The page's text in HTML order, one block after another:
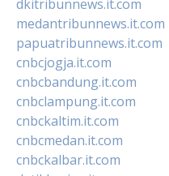
dkitribunnews.it.com
medantribunnews.it.com
papuatribunnews.it.com
cnbcjogja.it.com
cnbcbandung.it.com
cnbclampung.it.com
cnbckaltim.it.com
cnbcmedan.it.com
cnbckalbar.it.com